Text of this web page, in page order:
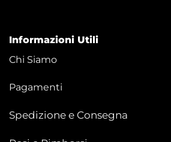
Informazioni Utili
Chi Siamo
Pagamenti
Spedizione e Consegna